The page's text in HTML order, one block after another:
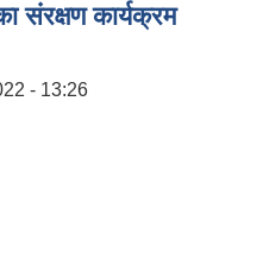
संरक्षण कार्यक्रम
- 13:26